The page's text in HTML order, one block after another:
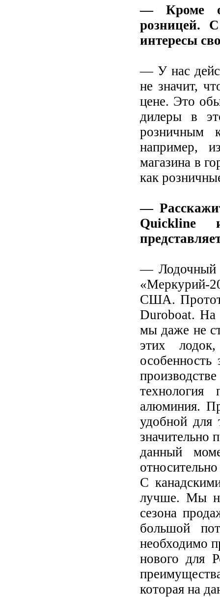
— Кроме
розницей.
интересы
— У нас
не значит,
цене. Это
дилеры в
розничным
например,
магазина в
как
—
Quickline
— Лодочный
«Меркурий-
США.
Duroboat. На
мы даже не
этих
особенность
технология
алюминия.
удобной для
значительно
данный
С
лучше. Мы
сезона
большой
необходимо
нового для
которая на